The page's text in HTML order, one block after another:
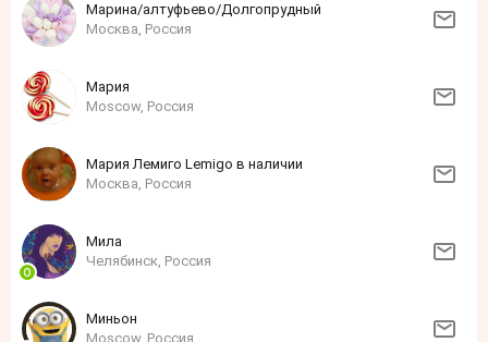
Марина/алтуфьево/Долгопрудный
Москва, Россия
Мария
Moscow, Россия
Мария Лемиго Lemigo в наличии
Москва, Россия
Мила
Челябинск, Россия
Миньон
Moscow, Россия